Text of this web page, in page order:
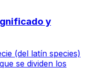
y
(del latín species)
se dividen los